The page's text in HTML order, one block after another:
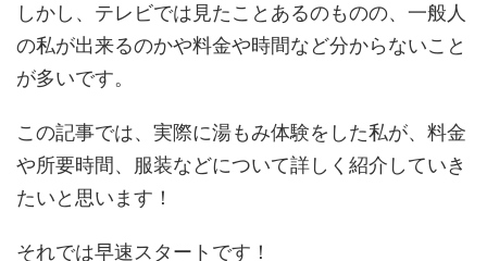
しかし、テレビでは見たことあるのものの、一般人
の私が出来るのかや料金や時間など分からないこと
が多いです。
この記事では、実際に湯もみ体験をした私が、料金
や所要時間、服装などについて詳しく紹介していき
たいと思います！
それでは早速スタートです！